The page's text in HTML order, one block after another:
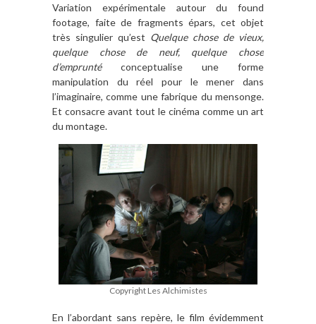
Variation expérimentale autour du found
footage, faite de fragments épars, cet objet
très singulier qu’est Quelque chose de vieux,
quelque chose de neuf, quelque chose
d’emprunté conceptualise une forme
manipulation du réel pour le mener dans
l’imaginaire, comme une fabrique du mensonge.
Et consacre avant tout le cinéma comme un art
du montage.
Copyright Les Alchimistes
En l’abordant sans repère, le film évidemment